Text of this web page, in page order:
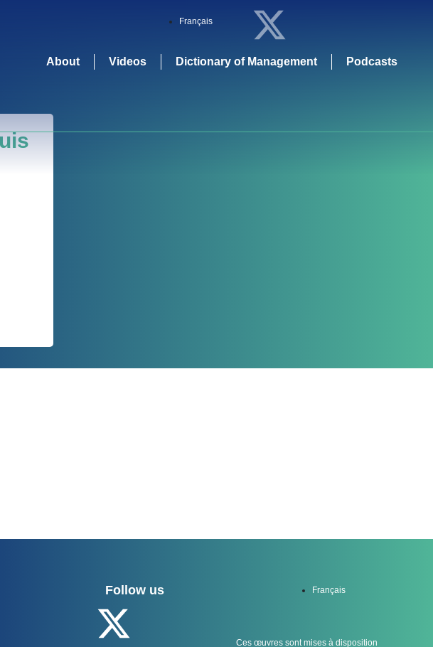
Français
About Videos Dictionary of Management Podcasts
Follow us Français
Ces œuvres sont mises à disposition